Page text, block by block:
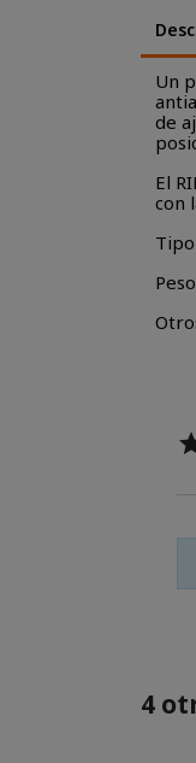
Un
de
El
con
4